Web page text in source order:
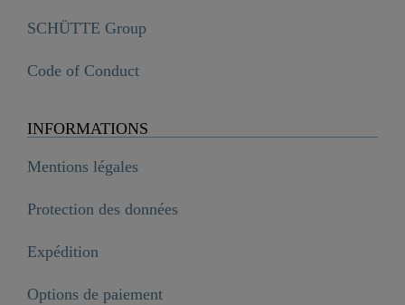
SCHÜTTE Group
Code of Conduct
INFORMATIONS
Mentions légales
Protection des données
Expédition
Options de paiement